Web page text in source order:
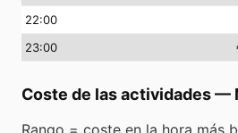
22:00
23:00
Coste de las actividades—
Rango = coste en la hora más